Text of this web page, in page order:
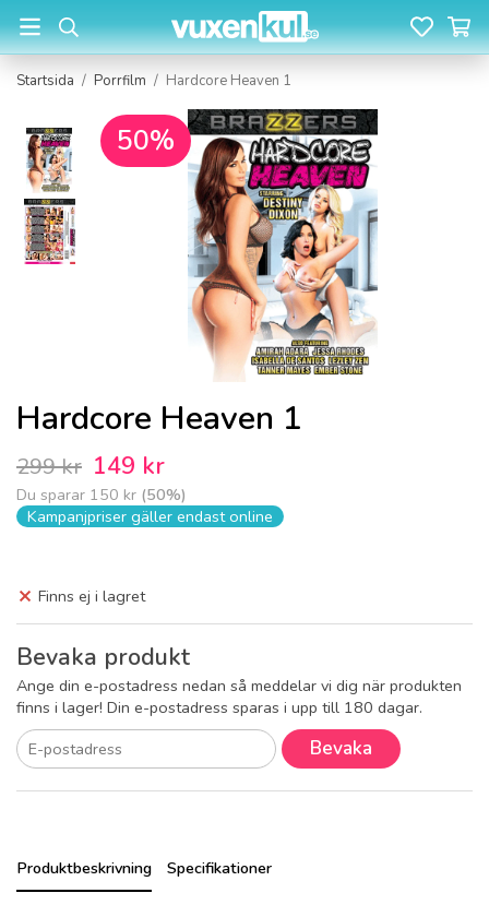
Startsida / Porrfilm / Hardcore Heaven 1
50%
Hardcore Heaven 1
299 kr 149 kr
Du sparar 150 kr (50%)
Kampanjpriser gäller endast online
Finns ej i lagret
Bevaka produkt
Ange din e-postadress nedan så meddelar vi dig när produkten
finns i lager! Din e-postadress sparas i upp till 180 dagar.
Bevaka
Produktbeskrivning Specifikationer